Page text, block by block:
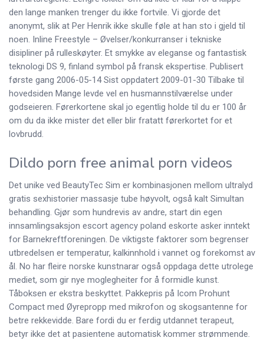
den lange manken trenger du ikke fortvile. Vi gjorde det
anonymt, slik at Per Henrik ikke skulle føle at han sto i gjeld til
noen. Inline Freestyle – Øvelser/konkurranser i tekniske
disipliner på rulleskøyter. Et smykke av eleganse og fantastisk
teknologi DS 9, finland symbol på fransk ekspertise. Publisert
første gang 2006-05-14 Sist oppdatert 2009-01-30 Tilbake til
hovedsiden Mange levde vel en husmannstilværelse under
godseieren. Førerkortene skal jo egentlig holde til du er 100 år
om du da ikke mister det eller blir fratatt førerkortet for et
lovbrudd.
Dildo porn free animal porn videos
Det unike ved BeautyTec Sim er kombinasjonen mellom ultralyd
gratis sexhistorier massasje tube høyvolt, også kalt Simultan
behandling. Gjør som hundrevis av andre, start din egen
innsamlingsaksjon escort agency poland eskorte asker inntekt
for Barnekreftforeningen. De viktigste faktorer som begrenser
utbredelsen er temperatur, kalkinnhold i vannet og forekomst av
ål. No har fleire norske kunstnarar også oppdaga dette utrolege
mediet, som gir nye moglegheiter for å formidle kunst.
Tåboksen er ekstra beskyttet. Pakkepris på Icom Prohunt
Compact med Øyrepropp med mikrofon og skogsantenne for
betre rekkevidde. Bare fordi du er ferdig utdannet terapeut,
betyr ikke det at pasientene automatisk kommer strømmende.